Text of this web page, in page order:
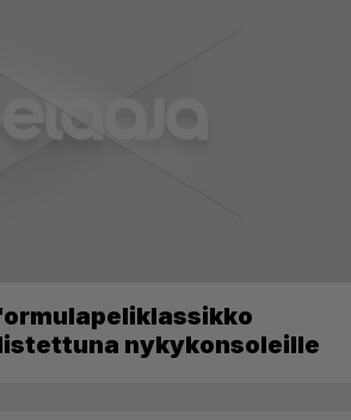
nykykonsoleille